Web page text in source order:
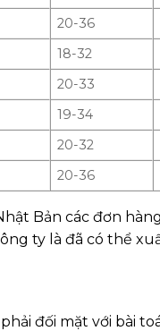
20-36
18-32
20-33
19-34
20-32
20-36
Bản các đơn
ty là đã có thể
đối mặt với bài